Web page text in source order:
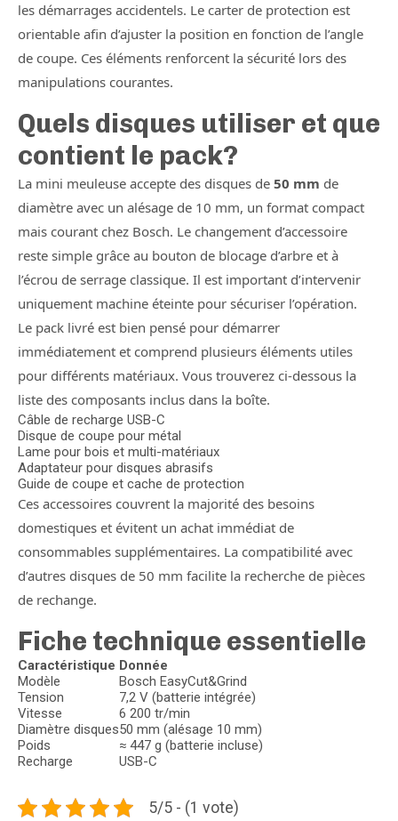
les démarrages accidentels. Le carter de protection est
orientable afin d’ajuster la position en fonction de l’angle
de coupe. Ces éléments renforcent la sécurité lors des
manipulations courantes.
Quels disques utiliser et que
contient le pack?
La mini meuleuse accepte des disques de 50 mm de
diamètre avec un alésage de 10 mm, un format compact
mais courant chez Bosch. Le changement d’accessoire
reste simple grâce au bouton de blocage d’arbre et à
l’écrou de serrage classique. Il est important d’intervenir
uniquement machine éteinte pour sécuriser l’opération.
Le pack livré est bien pensé pour démarrer
immédiatement et comprend plusieurs éléments utiles
pour différents matériaux. Vous trouverez ci-dessous la
liste des composants inclus dans la boîte.
Câble de recharge USB-C
Disque de coupe pour métal
Lame pour bois et multi-matériaux
Adaptateur pour disques abrasifs
Guide de coupe et cache de protection
Ces accessoires couvrent la majorité des besoins
domestiques et évitent un achat immédiat de
consommables supplémentaires. La compatibilité avec
d’autres disques de 50 mm facilite la recherche de pièces
de rechange.
Fiche technique essentielle
Caractéristique Donnée
Modèle
Bosch EasyCut&Grind
Tension
7,2 V (batterie intégrée)
Vitesse
6 200 tr/min
Diamètre disques50 mm (alésage 10 mm)
Poids
≈ 447 g (batterie incluse)
Recharge
USB-C
5/5 - (1 vote)